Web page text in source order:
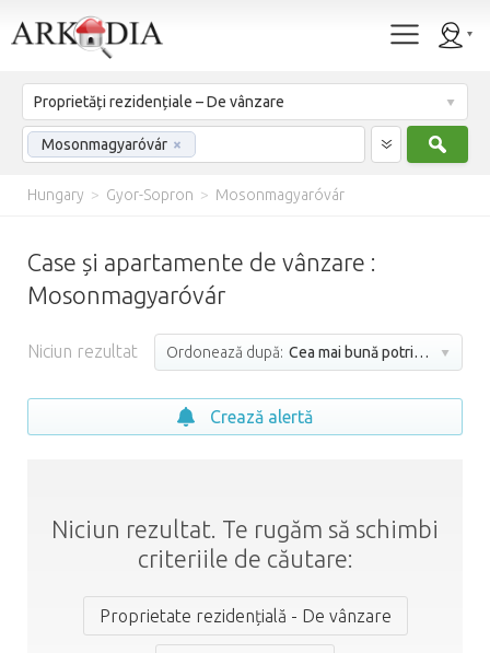
Proprietăți rezidențiale – De vânzare
Mosonmagyaróvár ×
Hungary > Gyor-Sopron > Mosonmagyaróvár
Case și apartamente de vânzare :
Mosonmagyaróvár
Niciun rezultat Ordonează după: Cea mai bună potrivire
Crează alertă
Niciun rezultat. Te rugăm să schimbi
criteriile de căutare:
Proprietate rezidențială - De vânzare